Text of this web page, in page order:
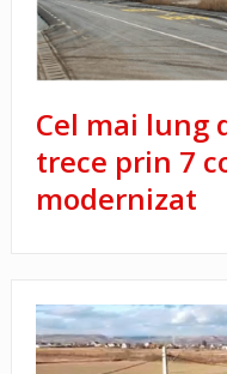
Cel mai lung
trece prin 7
modernizat